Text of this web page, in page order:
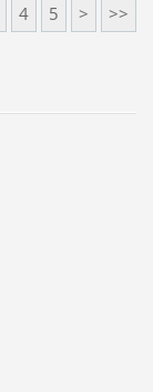
4 5 > >>